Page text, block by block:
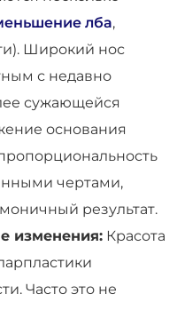
лба,
Широкий нос
с недавно
сужающейся
основания
чертами,
результат.
изменения: Красота
Часто это не